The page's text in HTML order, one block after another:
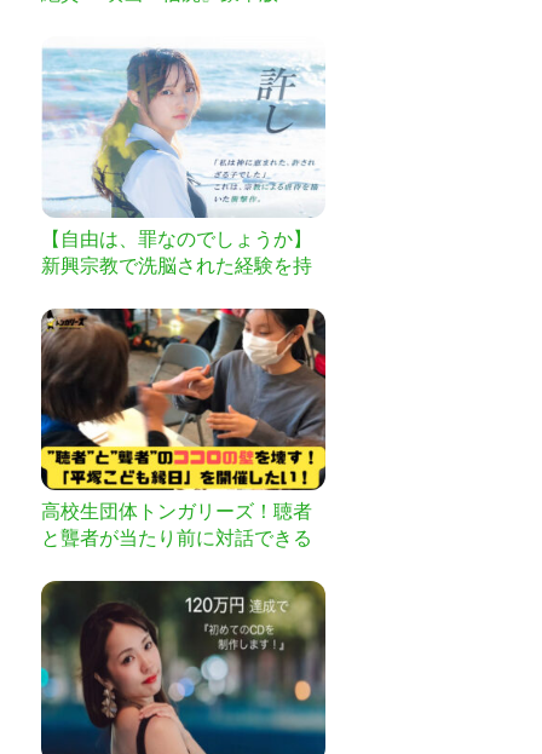
【自由は、罪なのでしょうか】
新興宗教で洗脳された経験を持
のリアル『許し』制作プロジェ
クト
高校生団体トンガリーズ！聴者
と聾者が当たり前に対話できる